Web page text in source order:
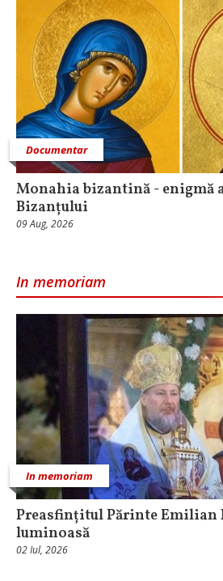
Documentar
Monahia bizantină - enigmă
Bizanțului
09 Aug, 2026
In memoriam
In memoriam
Preasfințitul Părinte Emilian
luminoasă
02 Iul, 2026